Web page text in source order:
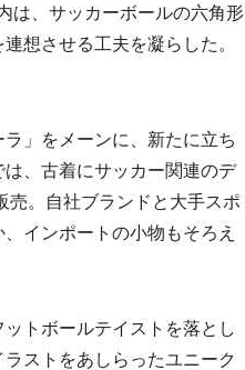
は、サッカーボールの六角形
想させる工夫を凝らした。
」をメーンに、新たに立ち
、古着にサッカー関連のデ
。自社ブランドと大手スポ
インポートの小物もそろえ
トボールテイストを落とし
ストをあしらったユニーク